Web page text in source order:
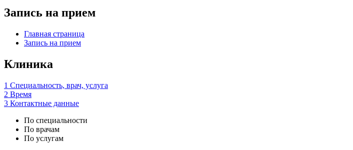
Запись на прием
Главная страница
Запись на прием
Клиника
1 Специальность, врач, услуга
2 Время
3 Контактные данные
По специальности
По врачам
По услугам